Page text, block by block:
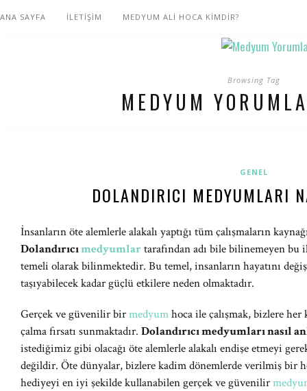
ANA SAYFA İLETİŞİM MEDYUM ALİ HOCA KİMDİR?
Browsing Tag
MEDYUM
GENEL
DOLANDIRICI MEDYUMLARI
İnsanların öte alemlerle alakalı yaptığı tüm çalışmaların
Dolandırıcımedyumlartarafından adı bile bilinemeyen
temeli olarak bilinmektedir. Bu temel, insanların hayatını
taşıyabilecek kadar güçlü etkilere neden olmaktadır.
Gerçek ve güvenilir birmedyumhoca ile çalışmak, bizlere her
çalma fırsatı sunmaktadır. Dolandırıcı medyumları nasıl
istediğimiz gibi olacağı öte alemlerle alakalı endişe etmeyi
değildir. Öte dünyalar, bizlere kadim dönemlerde verilmiş bir
hediyeyi en iyi şekilde kullanabilen gerçek ve güvenilir